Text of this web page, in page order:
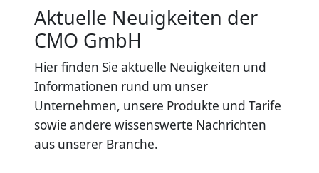
Aktuelle Neuigkeiten der
CMO GmbH
Hier finden Sie aktuelle Neuigkeiten und
Informationen rund um unser
Unternehmen, unsere Produkte und Tarife
sowie andere wissenswerte Nachrichten
aus unserer Branche.